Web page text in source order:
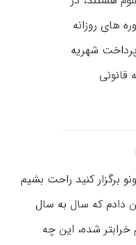
های روزانه
شهریه
قانونی
برگزار کنید راحت بشیم
من ۴سال امتحان دادم که سال به سال
شده، این چه